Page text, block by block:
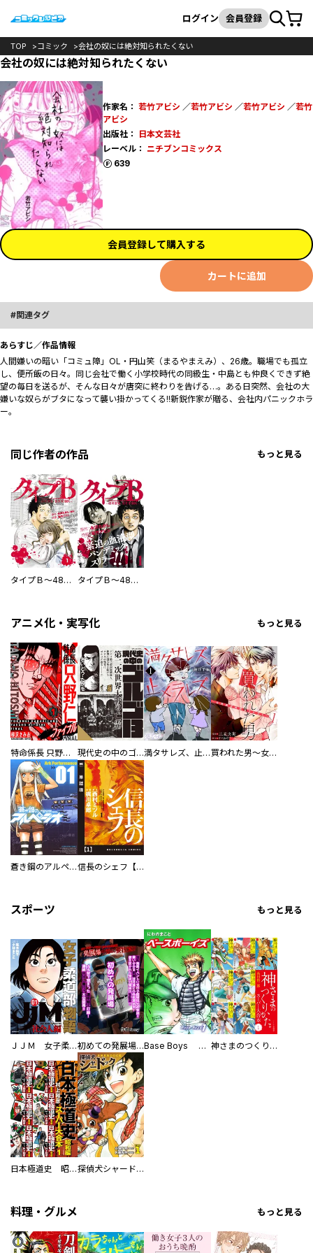
検索
ログイン 会員登録カート
TOP コミック 会社の奴には絶対知られたくない
会社の奴には絶対知られたくない
作家名： 若竹アビシ ／若竹アビシ ／若竹アビシ ／若竹
アビシ
出版社：
日本文芸社
レーベル： ニチブンコミックス
639
ポイント
会員登録して購入する
カートに追加
関連タグ
あらすじ／作品情報
人間嫌いの暗い「コミュ障」OL・円山笑（まるやまえみ）、26歳。職場でも孤立
し、便所飯の日々。同じ会社で働く小学校時代の同級生・中島とも仲良くできず絶
望の毎日を送るが、そんな日々が唐突に終わりを告げる…。ある日突然、会社の大
嫌いな奴らがブタになって襲い掛かってくる!!新鋭作家が贈る、会社内パニックホラ
ー。
同じ作者の作品 もっと見る
タイプＢ～48時間後、致死率100％～【単話】 タイプＢ～48時間後、致死率100％～
アニメ化・実写化 もっと見る
特命係長 只野仁ファイナル 愛蔵版 現代史の中のゴルゴ13 満タサレズ、止メラレズ 買われた男～女性限定快感セラピスト～【描き下ろしおまけ付き特装版】
蒼き鋼のアルペジオ 信長のシェフ【単話版】
スポーツ もっと見る
ＪＪＭ 女子柔道部物語 社会人編 初めての発展場 【白抜き修正版】 Base Boys 新装版 神さまのつくりかた。スーパー大合本
日本極道史 昭和編 スーパー大合本 探偵犬シャードック（新装版）
料理・グルメ もっと見る